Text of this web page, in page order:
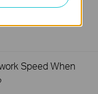
When Connected
Speed When